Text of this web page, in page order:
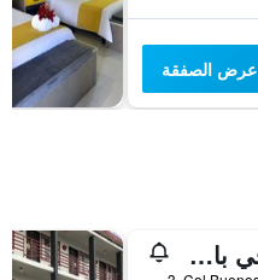
عرض الصفقة
ٔوسبيداخي باراتو مي كاسيتا دي كولوريس